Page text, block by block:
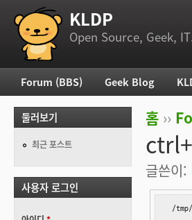
부 메뉴 KLDP
Open Source, Geek,
현재 위치
홈 ››
글쓴이:
/
주 메뉴
Forum (BBS) Geek Blog
둘러보기
최근 포스트
사용자 로그인